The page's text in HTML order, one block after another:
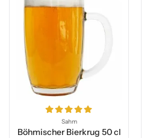
Sahm
Böhmischer Bierkrug 50 cl